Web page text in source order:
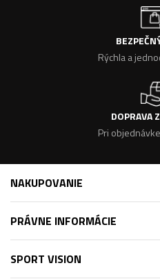
Rýchla a
DOPRAVA
Pri
NAKUPOVANIE
PRÁVNE INFORMÁCIE
SPORT VISION